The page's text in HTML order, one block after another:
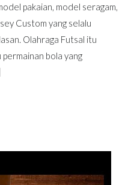
pakaian, model seragam,
Custom yang selalu
Olahraga Futsal itu
bola yang